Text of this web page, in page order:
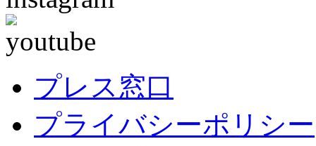
プレス窓口
プライバシーポリシー